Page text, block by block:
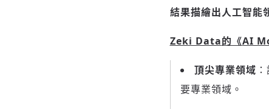
結果描繪出人工智能
Zeki Data的《AI
頂尖專業領域
要專業領域。